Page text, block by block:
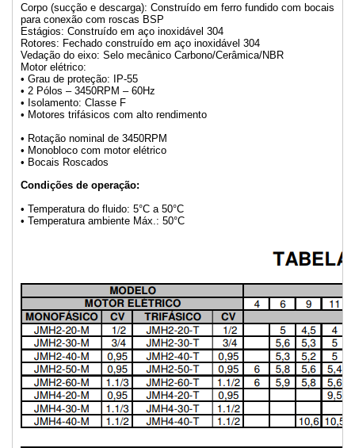
Corpo (sucção e descarga): Construído em ferro fundido com bocais
para conexão com roscas BSP
Estágios: Construído em aço inoxidável 304
Rotores: Fechado construído em aço inoxidável 304
Vedação do eixo: Selo mecânico Carbono/Cerâmica/NBR
Motor elétrico:
• Grau de proteção: IP-55
• 2 Pólos – 3450RPM – 60Hz
• Isolamento: Classe F
• Motores trifásicos com alto rendimento
• Rotação nominal de 3450RPM
• Monobloco com motor elétrico
• Bocais Roscados
Condições de operação:
• Temperatura do fluido: 5°C a 50°C
• Temperatura ambiente Máx.: 50°C